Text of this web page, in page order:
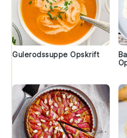
Gulerodssuppe Opskrift